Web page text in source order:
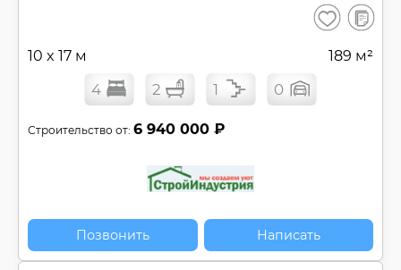
Сохранить
В
10 x 17 м 189 м²
4 2 1 0
Строительство от: 6 940 000 ₽
Позвонить Написать